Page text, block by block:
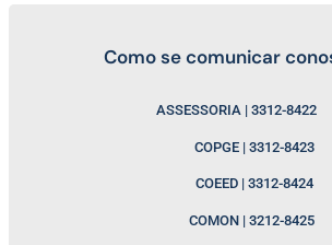
Como se comunicar
ASSESSORIA | 3312-8422
COPGE | 3312-8423
COEED | 3312-8424
COMON | 3212-8425